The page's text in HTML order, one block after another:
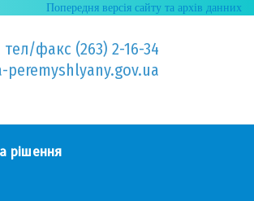
Попередня версія сайту та архів данних
факс (263) 2-16-34
peremyshlyany.gov.ua
рішення